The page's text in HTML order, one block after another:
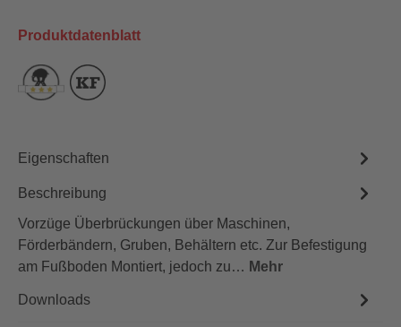
Produktdatenblatt
Eigenschaften
Beschreibung
Vorzüge Überbrückungen über Maschinen,
Förderbändern, Gruben, Behältern etc. Zur Befestigung
am Fußboden Montiert, jedoch zu… Mehr
Downloads